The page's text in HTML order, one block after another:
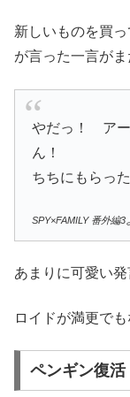
新しいものを買
が言った一言がま
やだっ！ アー
ん！
ちちにもらっ
SPY×FAMILY 番外編3
あまりに可愛い
ロイドが満更で
ペンギン復